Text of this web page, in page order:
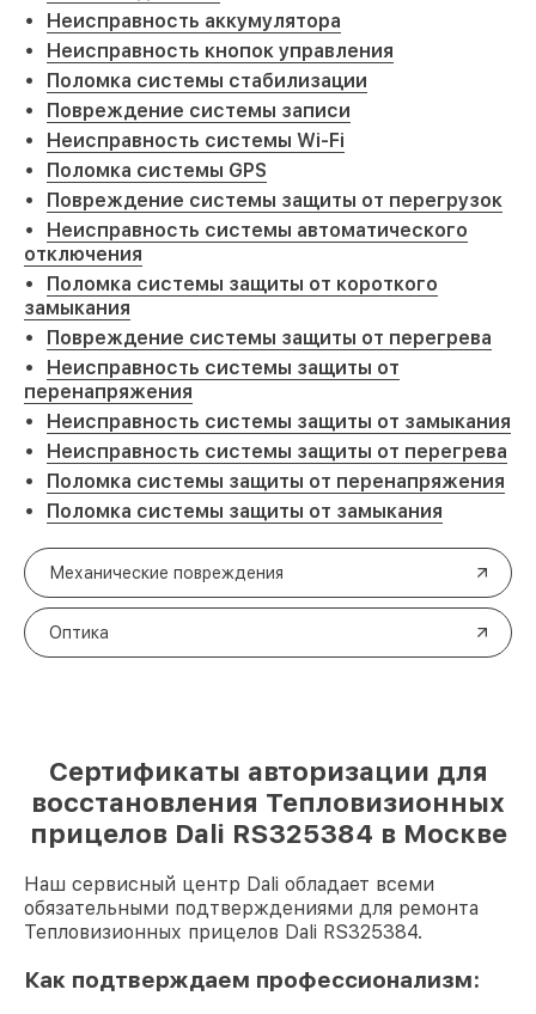
Неисправность аккумулятора
Неисправность кнопок управления
Поломка системы стабилизации
Повреждение системы записи
Неисправность системы Wi-Fi
Поломка системы GPS
Повреждение системы защиты от перегрузок
Неисправность системы автоматического
отключения
Поломка системы защиты от короткого
замыкания
Повреждение системы защиты от перегрева
Неисправность системы защиты от
перенапряжения
Неисправность системы защиты от замыкания
Неисправность системы защиты от перегрева
Поломка системы защиты от перенапряжения
Поломка системы защиты от замыкания
Механические повреждения
Оптика
Сертификаты авторизации для
восстановления Тепловизионных
прицелов Dali RS325384 в Москве
Наш сервисный центр Dali обладает всеми
обязательными подтверждениями для ремонта
Тепловизионных прицелов Dali RS325384.
Как подтверждаем профессионализм: